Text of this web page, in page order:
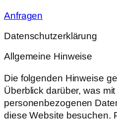
Anfragen
Datenschutzerklärung
Allgemeine Hinweise
Die folgenden Hinweise
Überblick darüber, was
personenbezogenen
diese Website besuchen.